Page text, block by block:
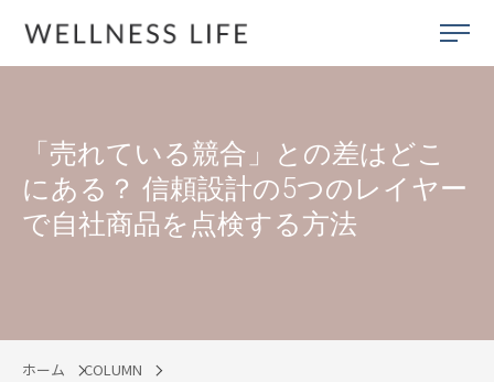
「売れている競合」との差はどこ
にある？ 信頼設計の5つのレイヤー
で自社商品を点検する方法
ホーム
COLUMN